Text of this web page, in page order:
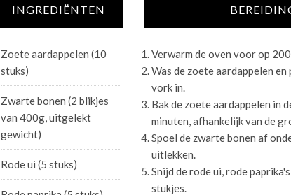
INGREDIËNTEN
Zoete aardappelen (10
stuks)
Zwarte bonen (2 blikjes
van 400g, uitgelekt
gewicht)
Rode ui (5 stuks)
Verwarm de oven voor op
Was de zoete aardappelen
vork in.
Bak de zoete aardappelen in
minuten, afhankelijk van de
Spoel de zwarte bonen af
uitlekken.
Snijd de rode ui, rode
stukjes.